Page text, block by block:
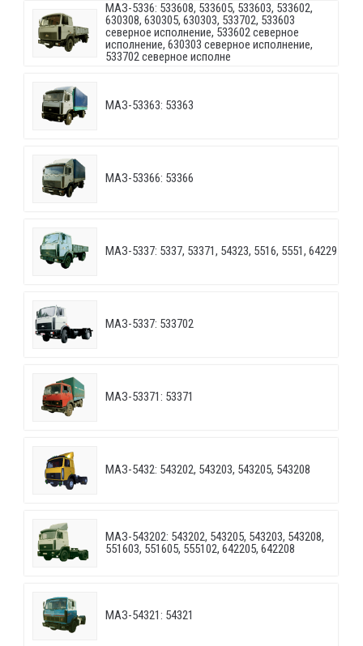
МАЗ-5336: 533608, 533605, 533603, 533602,
630308, 630305, 630303, 533702, 533603
северное исполнение, 533602 северное
исполнение, 630303 северное исполнение,
533702 северное исполне
МАЗ-53363: 53363
МАЗ-53366: 53366
МАЗ-5337: 5337, 53371, 54323, 5516, 5551, 64229
МАЗ-5337: 533702
МАЗ-53371: 53371
МАЗ-5432: 543202, 543203, 543205, 543208
МАЗ-543202: 543202, 543205, 543203, 543208,
551603, 551605, 555102, 642205, 642208
МАЗ-54321: 54321